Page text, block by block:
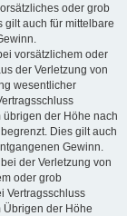
oder grob
gilt auch für mittelbare
vorsätzlichem oder
der Verletzung von
wesentlicher
der Höhe nach
Dies gilt auch
Gewinn.
der Verletzung von
oder grob
Vertragsschluss
der Höhe